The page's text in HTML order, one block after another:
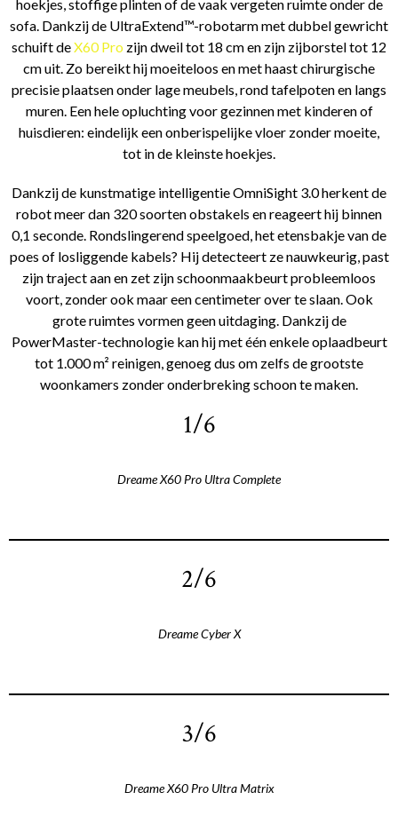
hoekjes, stoffige plinten of de vaak vergeten ruimte onder de
sofa. Dankzij de UltraExtend™-robotarm met dubbel gewricht
schuift deX60 Pro zijn dweil tot 18 cm en zijn zijborstel tot 12
cm uit. Zo bereikt hij moeiteloos en met haast chirurgische
precisie plaatsen onder lage meubels, rond tafelpoten en langs
muren. Een hele opluchting voor gezinnen met kinderen of
huisdieren: eindelijk een onberispelijke vloer zonder moeite,
tot in de kleinste hoekjes.
Dankzij de kunstmatige intelligentie OmniSight 3.0 herkent de
robot meer dan 320 soorten obstakels en reageert hij binnen
0,1 seconde. Rondslingerend speelgoed, het etensbakje van de
poes of losliggende kabels? Hij detecteert ze nauwkeurig, past
zijn traject aan en zet zijn schoonmaakbeurt probleemloos
voort, zonder ook maar een centimeter over te slaan. Ook
grote ruimtes vormen geen uitdaging. Dankzij de
PowerMaster-technologie kan hij met één enkele oplaadbeurt
tot 1.000 m² reinigen, genoeg dus om zelfs de grootste
woonkamers zonder onderbreking schoon te maken.
1/6
Dreame X60 Pro Ultra Complete
2/6
Dreame Cyber X
3/6
Dreame X60 Pro Ultra Matrix